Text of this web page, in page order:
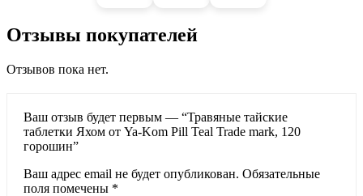
Отзывы покупателей
Отзывов пока нет.
Ваш отзыв будет первым — “Травяные тайские
таблетки Яхом от Ya-Kom Pill Teal Trade mark, 120
горошин”
Ваш адрес email не будет опубликован. Обязательные
поля помечены *